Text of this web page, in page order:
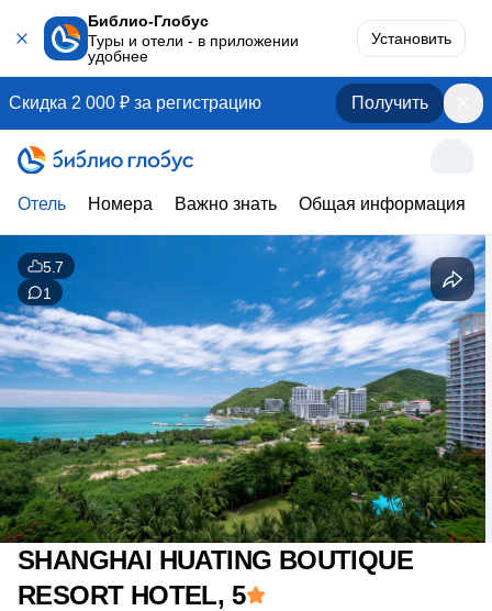
Библио-Глобус
Туры и отели - в приложении
удобнее
Установить
Скидка 2 000 ₽ за регистрацию Получить
Отель Номера Важно знать Общая информация
SHANGHAI HUATING BOUTIQUE
RESORT HOTEL, 5
5.7
1